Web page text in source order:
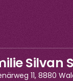
Silvan
11, 8880